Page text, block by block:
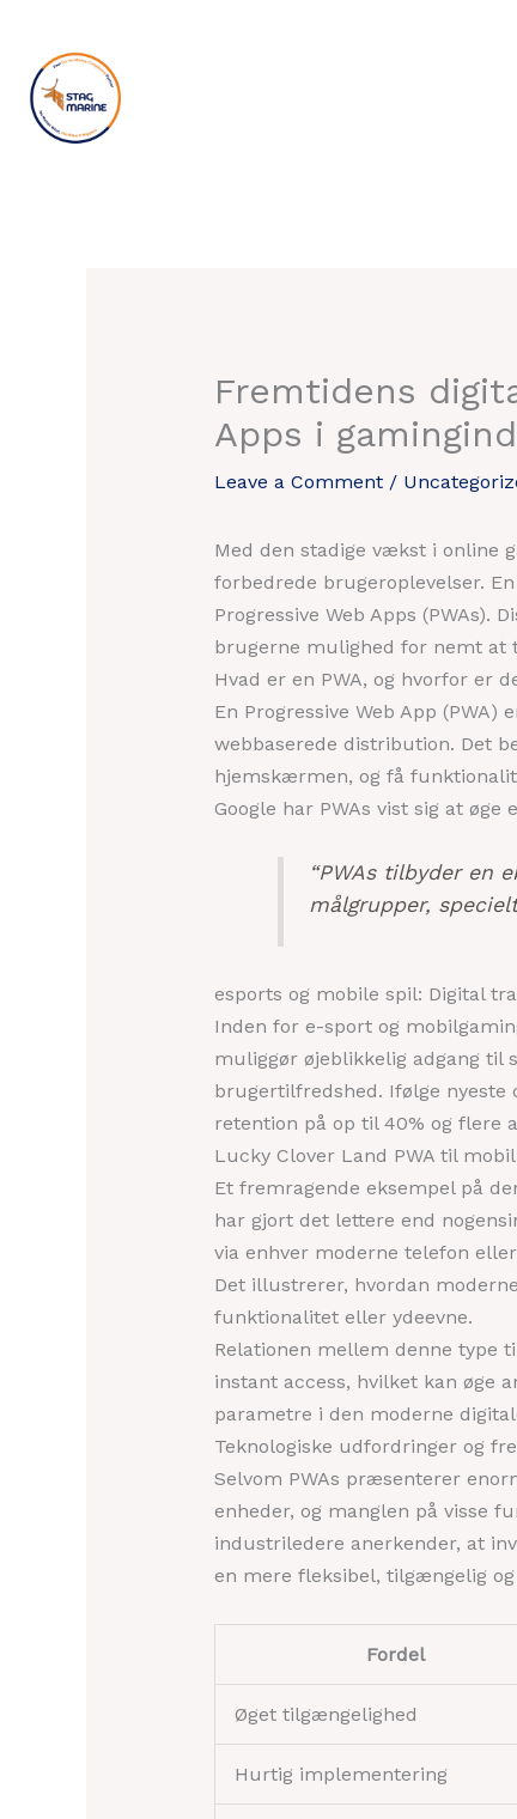
content
Fremtidens
Apps i
Leave a Comment /
Med den stadige vækst i online
forbedrede brugeroplevelser.
Progressive Web Apps
brugerne mulighed for nemt at
Hvad er en PWA, og hvorfor er
En Progressive Web App
webbaserede distribution. Det
hjemskærmen, og få
Google har PWAs vist sig at
“PWAs tilbyder en
målgrupper,
esports og mobile spil: Digital
Inden for e-sport og
muliggør øjeblikkelig adgang til
brugertilfredshed. Ifølge nyeste
retention på op til 40% og flere
Lucky Clover Land PWA til
Et fremragende eksempel på
har gjort det lettere end
via enhver moderne telefon
Det illustrerer, hvordan
funktionalitet eller ydeevne.
Relationen mellem denne type
instant access, hvilket kan øge
parametre i den moderne
Teknologiske udfordringer og
Selvom PWAs præsenterer
enheder, og manglen på visse
industriledere anerkender, at
en mere fleksibel, tilgængelig
Fordel
Øget tilgængelighed
Hurtig implementering